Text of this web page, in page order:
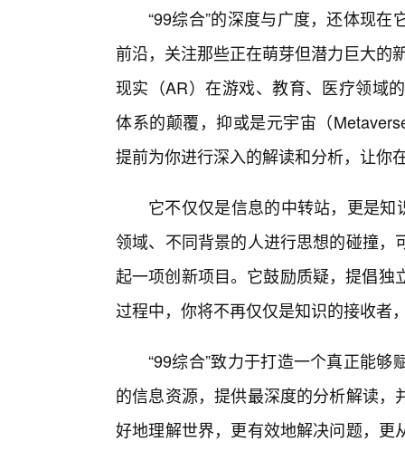
“99综合”的深度与广度，还体现
前沿，关注那些正在萌芽但潜力巨大的
现实（AR）在游戏、教育、医疗领域
体系的颠覆，抑或是元宇宙（
提前为你进行深入的解读和分析，让你
它不仅仅是信息的中转站，更是知
领域、不同背景的人进行思想的碰撞
起一项创新项目。它鼓励质疑，提倡
过程中，你将不再仅仅是知识的接收者
“99综合”致力于打造一个真正能
的信息资源，提供最深度的分析解读
好地理解世界，更有效地解决问题，